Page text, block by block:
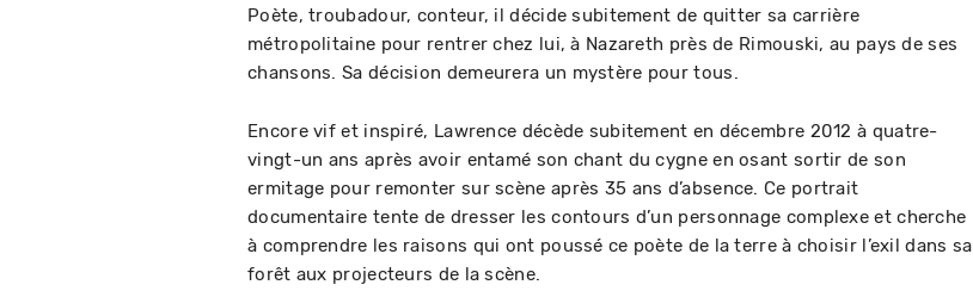
Poète, troubadour, conteur, il décide subitement de quitter sa carrière
métropolitaine pour rentrer chez lui, à Nazareth près de Rimouski, au pays de ses
chansons. Sa décision demeurera un mystère pour tous.
Encore vif et inspiré, Lawrence décède subitement en décembre 2012 à quatre-
vingt-un ans après avoir entamé son chant du cygne en osant sortir de son
ermitage pour remonter sur scène après 35 ans d’absence. Ce portrait
documentaire tente de dresser les contours d’un personnage complexe et cherche
à comprendre les raisons qui ont poussé ce poète de la terre à choisir l’exil dans sa
forêt aux projecteurs de la scène.